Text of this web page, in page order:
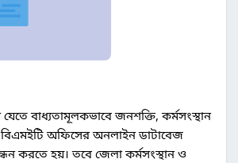
যেতে বাধ্যতামূলকভাবে জনশক্তি, কর্মসংস্থান
বিএমইটি অফিসের অনলাইন ডাটাবেজ
করতে হয়। তবে জেলা কর্মসংস্থান ও